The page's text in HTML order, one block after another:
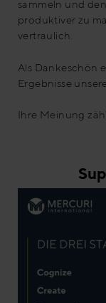
sammeln und
produktiver zu
vertraulich.
Als Dankeschön
Ergebnisse
Ihre Meinung